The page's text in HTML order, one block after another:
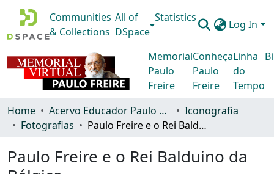
Communities
& Collections
All of
DSpace
Statistics
Log In
Memorial
Paulo
Freire
Conheça
Paulo
Freire
Linha
do
Tempo
Home Acervo Educador Paulo Freire
Iconografia
Fotografias
Paulo Freire e o Rei Balduino da Bélgica
Paulo Freire e o Rei Balduino da